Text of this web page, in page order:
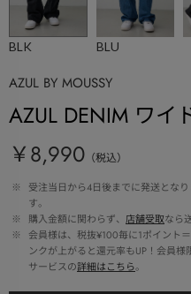
BLK BLU
AZUL BY MOUSSY
AZUL DENIM ワイ
￥8,990 （税込）
※
受注当日から4日後までに発送とな
す。
※
購入金額に関わらず、 店舗受取なら
※
会員様は、税抜¥100毎に1ポイント
ンクが上がると還元率もUP！会員
サービスの詳細はこちら。